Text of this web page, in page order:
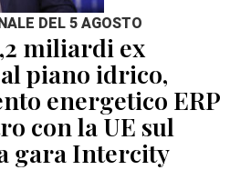
DEL 5 AGOSTO
miliardi ex
piano idrico,
energetico ERP
con la UE sul
gara Intercity